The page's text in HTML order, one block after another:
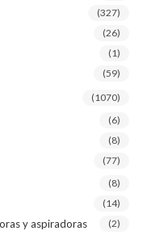
(327)
(26)
(1)
(59)
(1070)
(6)
(8)
(77)
(8)
(14)
y aspiradoras (2)